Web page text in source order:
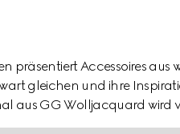
präsentiert Accessoires aus
gleichen und ihre
aus GG Wolljacquard wird